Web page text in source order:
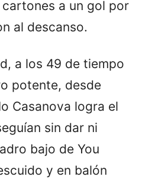
a un gol por
al descanso.
a los 49 de tiempo
potente, desde
Casanova logra el
sin dar ni
bajo de You
y en balón